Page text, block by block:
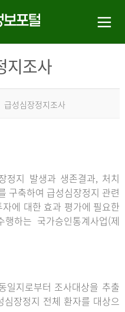
지조사
급성심장정지조사
정지 발생과 생존결과, 처치
구축하여 급성심장정지 관련
에 대한 효과 평가에 필요한
하는 국가승인통계사업(제
일지로부터 조사대상을 추출
장정지 전체 환자를 대상으